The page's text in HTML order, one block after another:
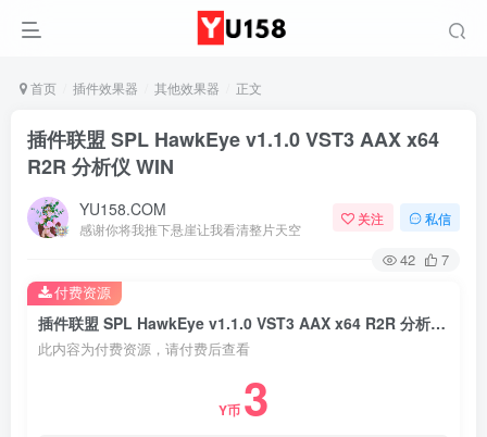
首页 插件效果器 其他效果器 正文
插件联盟 SPL HawkEye v1.1.0 VST3 AAX x64
R2R 分析仪 WIN
YU158.COM
感谢你将我推下悬崖让我看清整片天空
关注 私信
42 7
插件联盟 SPL HawkEye v1.1.0 VST3 AAX x64 R2R 分析仪 WIN
此内容为付费资源，请付费后查看
Y币 3
付费资源